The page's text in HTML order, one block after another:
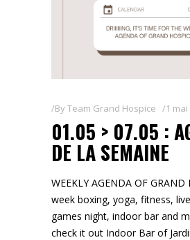
ByTeam Grand Hospice 1 mai
01.05 > 07.05 :
DE LA SEMAINE
WEEKLY AGENDA OF GRAND
week boxing, yoga, fitness,
games night, indoor bar and
check it out Indoor Bar of